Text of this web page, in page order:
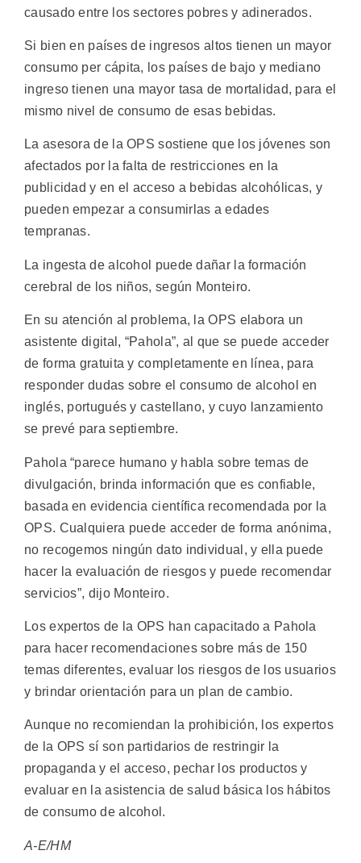
causado entre los sectores pobres y adinerados.
Si bien en países de ingresos altos tienen un mayor
consumo per cápita, los países de bajo y mediano
ingreso tienen una mayor tasa de mortalidad, para el
mismo nivel de consumo de esas bebidas.
La asesora de la OPS sostiene que los jóvenes son
afectados por la falta de restricciones en la
publicidad y en el acceso a bebidas alcohólicas, y
pueden empezar a consumirlas a edades
tempranas.
La ingesta de alcohol puede dañar la formación
cerebral de los niños, según Monteiro.
En su atención al problema, la OPS elabora un
asistente digital, “Pahola”, al que se puede acceder
de forma gratuita y completamente en línea, para
responder dudas sobre el consumo de alcohol en
inglés, portugués y castellano, y cuyo lanzamiento
se prevé para septiembre.
Pahola “parece humano y habla sobre temas de
divulgación, brinda información que es confiable,
basada en evidencia científica recomendada por la
OPS. Cualquiera puede acceder de forma anónima,
no recogemos ningún dato individual, y ella puede
hacer la evaluación de riesgos y puede recomendar
servicios”, dijo Monteiro.
Los expertos de la OPS han capacitado a Pahola
para hacer recomendaciones sobre más de 150
temas diferentes, evaluar los riesgos de los usuarios
y brindar orientación para un plan de cambio.
Aunque no recomiendan la prohibición, los expertos
de la OPS sí son partidarios de restringir la
propaganda y el acceso, pechar los productos y
evaluar en la asistencia de salud básica los hábitos
de consumo de alcohol.
A-E/HM